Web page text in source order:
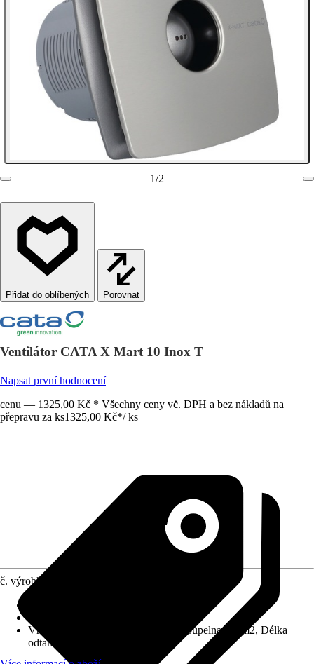
1/2
Porovnat
Ventilátor CATA X Mart 10 Inox T
Napsat první hodnocení
cenu — 1325,00 Kč * Všechny ceny vč. DPH a bez nákladů na
přepravu za ks1325,00 Kč*/ ks
č. výrobku
Vhodné pro prostory
WC: 7 m2, Koupelna: 13 m2, Délka
odtahu do 3 m